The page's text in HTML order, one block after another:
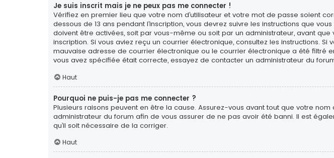
Je suis inscrit mais je ne peux pas me connecter !
Vérifiez en premier lieu que votre nom d’utilisateur et votre mot de passe soient
dessous de 13 ans pendant l’inscription, vous devrez suivre les instructions que
doivent être activées, soit par vous-même ou soit par un administrateur, avant
inscription. Si vous aviez reçu un courrier électronique, consultez les instructions.
mauvaise adresse de courrier électronique ou le courrier électronique a été filtré
vous avez spécifiée était correcte, essayez de contacter un administrateur du
Haut
Pourquoi ne puis-je pas me connecter ?
Plusieurs raisons peuvent en être la cause. Assurez-vous avant tout que votre
administrateur du forum afin de vous assurer de ne pas avoir été banni. Il est
qu’il soit nécessaire de la corriger.
Haut